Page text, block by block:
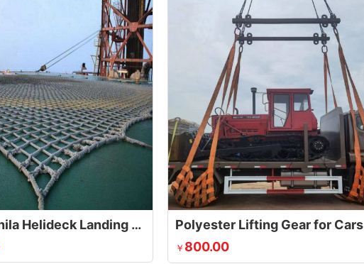
Sisal / Manila Helideck Landing Net Polyester Lifting Gear for Cars
￥ 800.00